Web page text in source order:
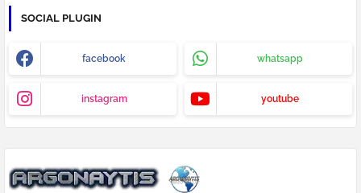
SOCIAL PLUGIN
facebook whatsapp
instagram youtube